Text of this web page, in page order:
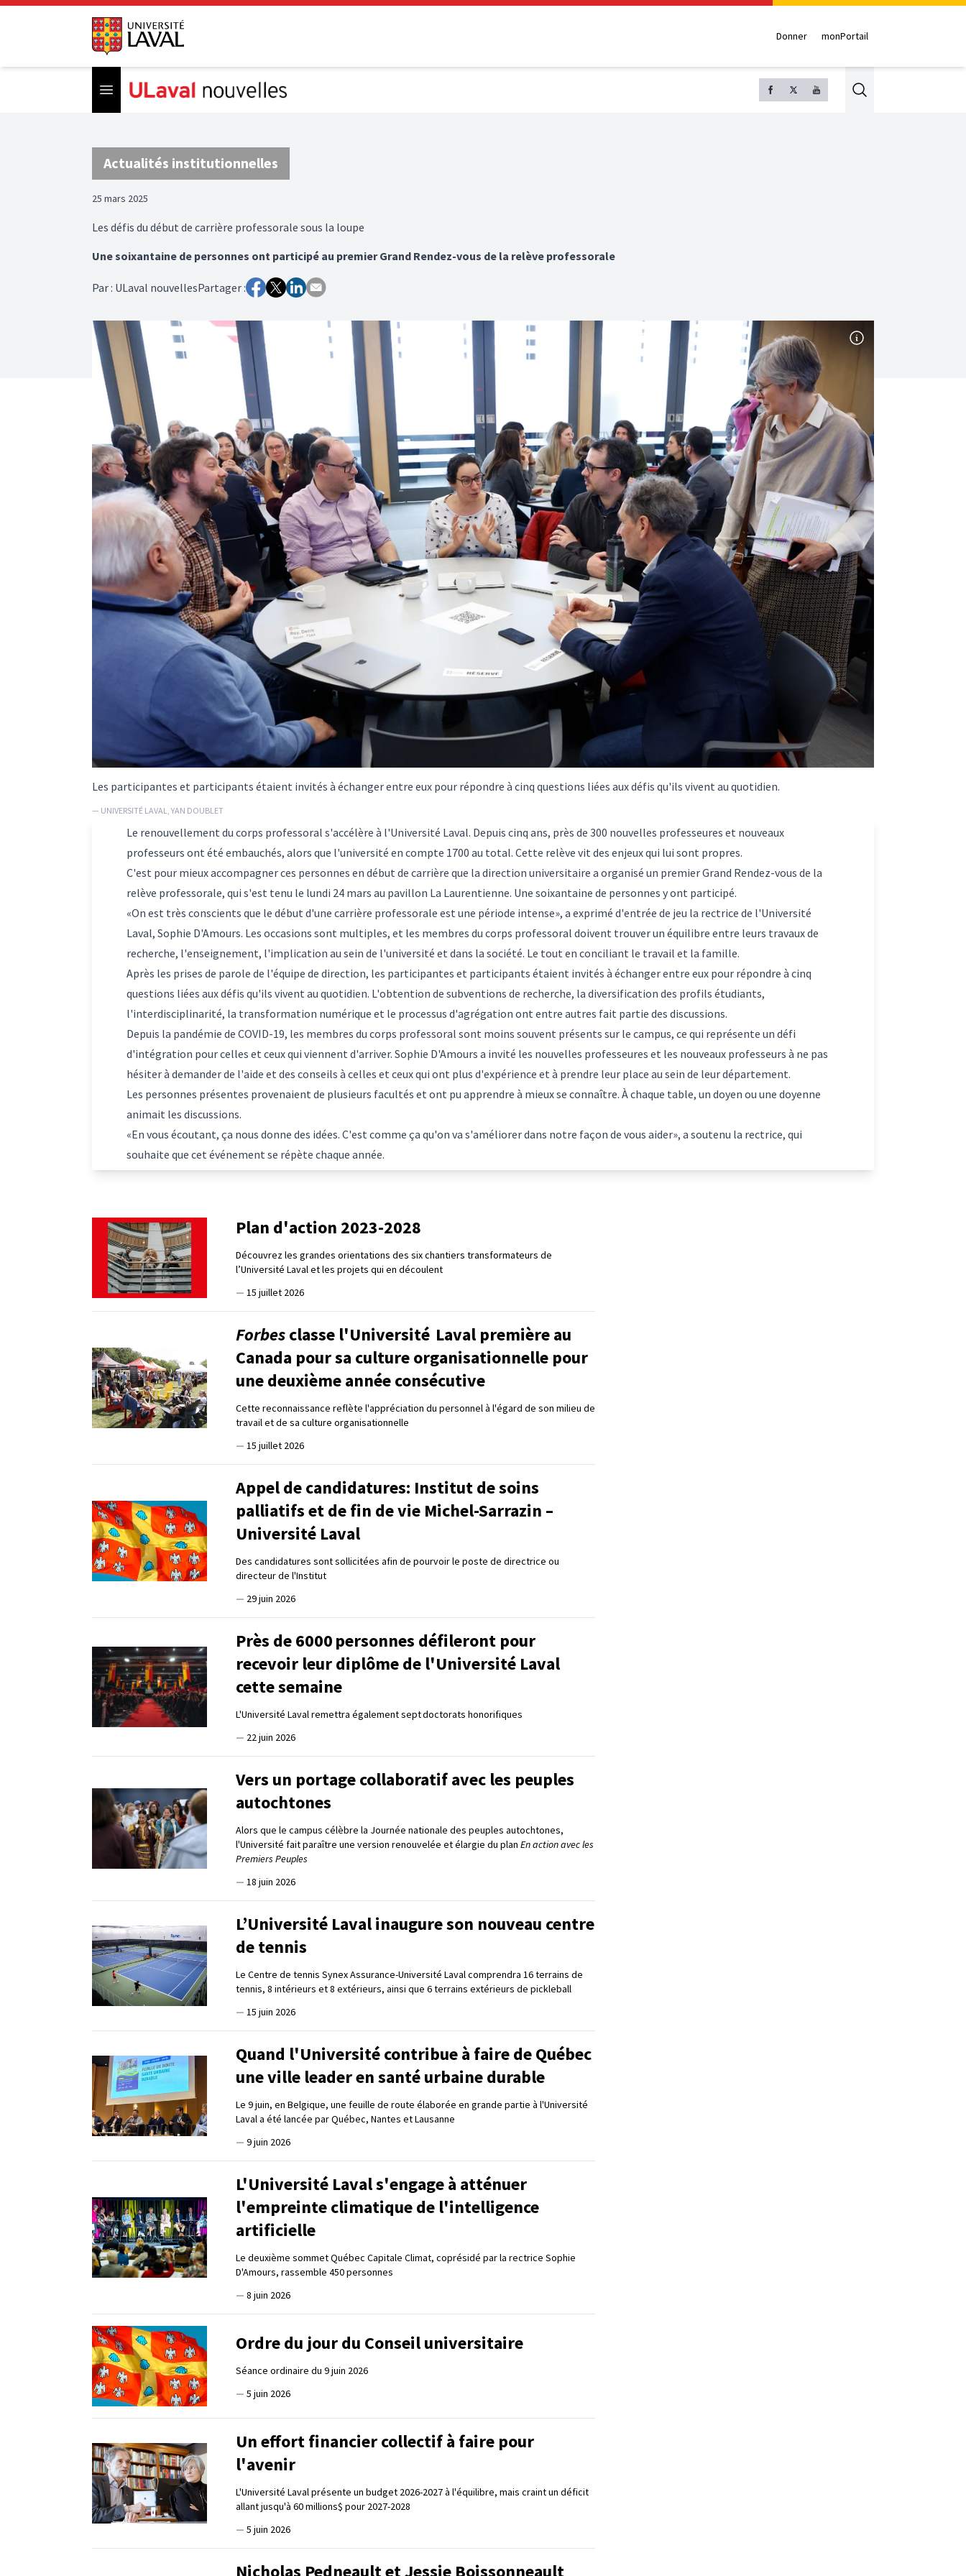
Donner monPortail
Open menu Search
Actualités institutionnelles
25 mars 2025
Les défis du début de carrière professorale sous la loupe
Une soixantaine de personnes ont participé au premier Grand Rendez-vous de la relève professorale
Par: ULaval nouvellesPartager :
Les participantes et participants étaient invités à échanger entre eux pour répondre à cinq questions liées aux défis qu'ils vivent au quotidien.
— UNIVERSITÉ LAVAL, YAN DOUBLET
Le renouvellement du corps professoral s'accélère à l'Université Laval. Depuis cinq ans, près de 300 nouvelles professeures et nouveaux
professeurs ont été embauchés, alors que l'université en compte 1700 au total. Cette relève vit des enjeux qui lui sont propres.
C'est pour mieux accompagner ces personnes en début de carrière que la direction universitaire a organisé un premier Grand Rendez-vous de la
relève professorale, qui s'est tenu le lundi 24 mars au pavillon La Laurentienne. Une soixantaine de personnes y ont participé.
«On est très conscients que le début d'une carrière professorale est une période intense», a exprimé d'entrée de jeu la rectrice de l'Université
Laval, Sophie D'Amours. Les occasions sont multiples, et les membres du corps professoral doivent trouver un équilibre entre leurs travaux de
recherche, l'enseignement, l'implication au sein de l'université et dans la société. Le tout en conciliant le travail et la famille.
Après les prises de parole de l'équipe de direction, les participantes et participants étaient invités à échanger entre eux pour répondre à cinq
questions liées aux défis qu'ils vivent au quotidien. L'obtention de subventions de recherche, la diversification des profils étudiants,
l'interdisciplinarité, la transformation numérique et le processus d'agrégation ont entre autres fait partie des discussions.
Depuis la pandémie de COVID-19, les membres du corps professoral sont moins souvent présents sur le campus, ce qui représente un défi
d'intégration pour celles et ceux qui viennent d'arriver. Sophie D'Amours a invité les nouvelles professeures et les nouveaux professeurs à ne pas
hésiter à demander de l'aide et des conseils à celles et ceux qui ont plus d'expérience et à prendre leur place au sein de leur département.
Les personnes présentes provenaient de plusieurs facultés et ont pu apprendre à mieux se connaître. À chaque table, un doyen ou une doyenne
animait les discussions.
«En vous écoutant, ça nous donne des idées. C'est comme ça qu'on va s'améliorer dans notre façon de vous aider», a soutenu la rectrice, qui
souhaite que cet événement se répète chaque année.
Plan d'action 2023-2028
Découvrez les grandes orientations des six chantiers transformateurs de
l’Université Laval et les projets qui en découlent
— 15 juillet 2026
Forbesclasse l'Université Laval première au
Canada pour sa culture organisationnelle pour
une deuxième année consécutive
Cette reconnaissance reflète l'appréciation du personnel à l'égard de son milieu de
travail et de sa culture organisationnelle
— 15 juillet 2026
Appel de candidatures: Institut de soins
palliatifs et de fin de vie Michel-Sarrazin –
Université Laval
Des candidatures sont sollicitées afin de pourvoir le poste de directrice ou
directeur de l'Institut
— 29 juin 2026
Près de 6000 personnes défileront pour
recevoir leur diplôme de l'Université Laval
cette semaine
L'Université Laval remettra également sept doctorats honorifiques
— 22 juin 2026
Vers un portage collaboratif avec les peuples
autochtones
Alors que le campus célèbre la Journée nationale des peuples autochtones,
l'Université fait paraître une version renouvelée et élargie du plan En action avec les
Premiers Peuples
— 18 juin 2026
L’Université Laval inaugure son nouveau centre
de tennis
Le Centre de tennis Synex Assurance-Université Laval comprendra 16 terrains de
tennis, 8 intérieurs et 8 extérieurs, ainsi que 6 terrains extérieurs de pickleball
— 15 juin 2026
Quand l'Université contribue à faire de Québec
une ville leader en santé urbaine durable
Le 9 juin, en Belgique, une feuille de route élaborée en grande partie à l'Université
Laval a été lancée par Québec, Nantes et Lausanne
— 9 juin 2026
L'Université Laval s'engage à atténuer
l'empreinte climatique de l'intelligence
artificielle
Le deuxième sommet Québec Capitale Climat, coprésidé par la rectrice Sophie
D'Amours, rassemble 450 personnes
— 8 juin 2026
Ordre du jour du Conseil universitaire
Séance ordinaire du 9 juin 2026
— 5 juin 2026
Un effort financier collectif à faire pour
l'avenir
L'Université Laval présente un budget 2026-2027 à l'équilibre, mais craint un déficit
allant jusqu'à 60 millions$ pour 2027-2028
— 5 juin 2026
Nicholas Pedneault et Jessie Boissonneault